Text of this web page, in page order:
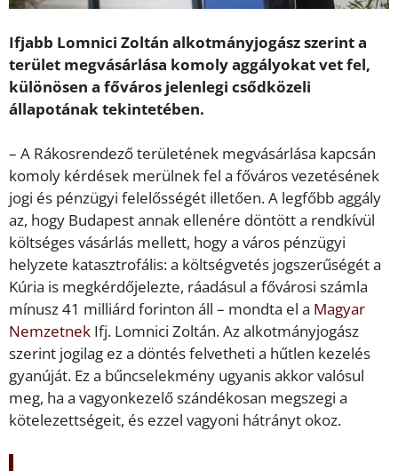
Ifjabb Lomnici Zoltán alkotmányjogász szerint a
terület megvásárlása komoly aggályokat vet fel,
különösen a főváros jelenlegi csődközeli
állapotának tekintetében.
– A Rákosrendező területének megvásárlása kapcsán
komoly kérdések merülnek fel a főváros vezetésének
jogi és pénzügyi felelősségét illetően. A legfőbb aggály
az, hogy Budapest annak ellenére döntött a rendkívül
költséges vásárlás mellett, hogy a város pénzügyi
helyzete katasztrofális: a költségvetés jogszerűségét a
Kúria is megkérdőjelezte, ráadásul a fővárosi számla
mínusz 41 milliárd forinton áll – mondta el a Magyar
Nemzetnek Ifj. Lomnici Zoltán. Az alkotmányjogász
szerint jogilag ez a döntés felvetheti a hűtlen kezelés
gyanúját. Ez a bűncselekmény ugyanis akkor valósul
meg, ha a vagyonkezelő szándékosan megszegi a
kötelezettségeit, és ezzel vagyoni hátrányt okoz.